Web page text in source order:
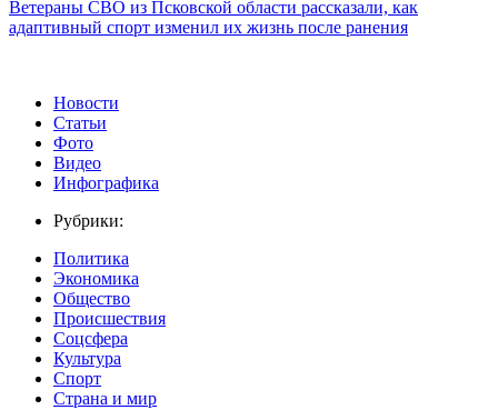
Ветераны СВО из Псковской области рассказали, как
адаптивный спорт изменил их жизнь после ранения
Новости
Статьи
Фото
Видео
Инфографика
Рубрики:
Политика
Экономика
Общество
Происшествия
Соцсфера
Культура
Спорт
Страна и мир